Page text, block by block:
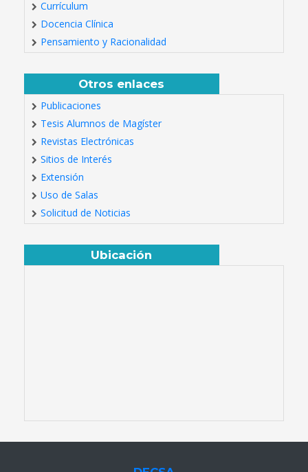
Currículum
Docencia Clínica
Pensamiento y Racionalidad
Otros enlaces
Publicaciones
Tesis Alumnos de Magíster
Revistas Electrónicas
Sitios de Interés
Extensión
Uso de Salas
Solicitud de Noticias
Ubicación